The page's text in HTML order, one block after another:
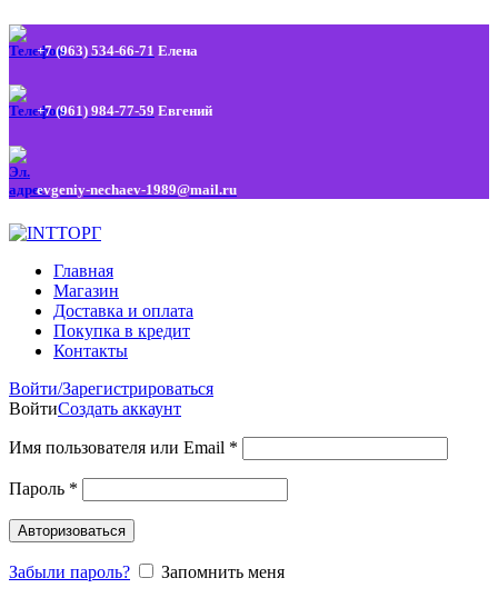
+7 (963) 534-66-71 Елена
+7 (961) 984-77-59 Евгений
evgeniy-nechaev-1989@mail.ru
Главная
Магазин
Доставка и оплата
Покупка в кредит
Контакты
Войти/Зарегистрироваться
ВойтиСоздать аккаунт
Имя пользователя или Email *
Пароль *
Авторизоваться
Забыли пароль?
Запомнить меня